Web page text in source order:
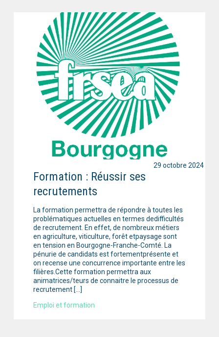
Formation : Réussir ses
recrutements
La formation permettra de répondre à toutes les
problématiques actuelles en termes dedifficultés
de recrutement. En effet, de nombreux métiers
en agriculture, viticulture, forêt etpaysage sont
en tension en Bourgogne-Franche-Comté. La
pénurie de candidats est fortementprésente et
on recense une concurrence importante entre les
filières.Cette formation permettra aux
animatrices/teurs de connaitre le processus de
recrutement […]
Emploi et formation
29 octobre 2024